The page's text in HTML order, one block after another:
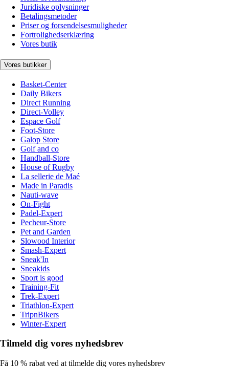
Juridiske oplysninger
Betalingsmetoder
Priser og forsendelsesmuligheder
Fortrolighedserklæring
Vores butik
Vores butikker
Basket-Center
Daily Bikers
Direct Running
Direct-Volley
Espace Golf
Foot-Store
Galop Store
Golf and co
Handball-Store
House of Rugby
La sellerie de Maé
Made in Paradis
Nauti-wave
On-Fight
Padel-Expert
Pecheur-Store
Pet and Garden
Slowood Interior
Smash-Expert
Sneak'In
Sneakids
Sport is good
Training-Fit
Trek-Expert
Triathlon-Expert
TripnBikers
Winter-Expert
Tilmeld dig vores nyhedsbrev
Få 10 % rabat ved at tilmelde dig vores nyhedsbrev